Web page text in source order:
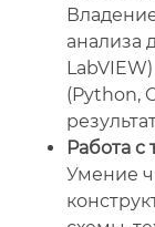
анализа
(Python,
Работа с
Умение